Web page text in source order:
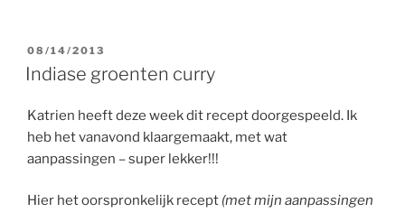
GEPLAATST
OP
08/14/2013
Indiase groenten curry
Katrien heeft deze week dit recept doorgespeeld. Ik
heb het vanavond klaargemaakt, met wat
aanpassingen – super lekker!!!
Hier het oorspronkelijk recept (met mijn aanpassingen